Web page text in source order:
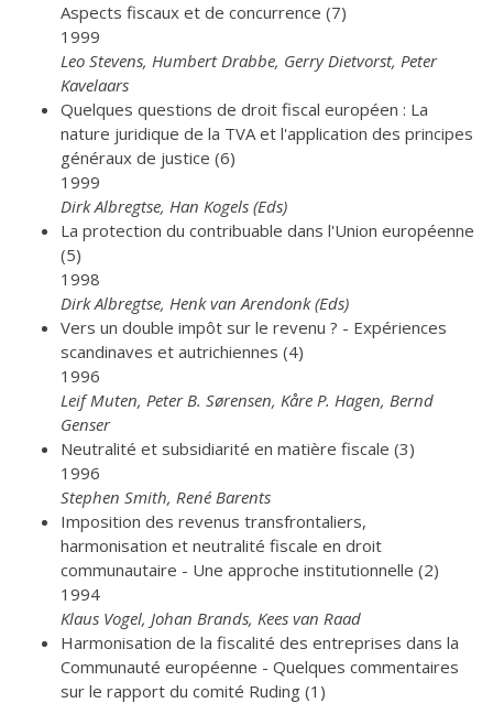
Aspects fiscaux et de concurrence (7)
1999
Leo Stevens, Humbert Drabbe, Gerry Dietvorst, Peter
Kavelaars
Quelques questions de droit fiscal européen : La
nature juridique de la TVA et l'application des principes
généraux de justice (6)
1999
Dirk Albregtse, Han Kogels (Eds)
La protection du contribuable dans l'Union européenne
(5)
1998
Dirk Albregtse, Henk van Arendonk (Eds)
Vers un double impôt sur le revenu ? - Expériences
scandinaves et autrichiennes (4)
1996
Leif Muten, Peter B. Sørensen, Kåre P. Hagen, Bernd
Genser
Neutralité et subsidiarité en matière fiscale (3)
1996
Stephen Smith, René Barents
Imposition des revenus transfrontaliers,
harmonisation et neutralité fiscale en droit
communautaire - Une approche institutionnelle (2)
1994
Klaus Vogel, Johan Brands, Kees van Raad
Harmonisation de la fiscalité des entreprises dans la
Communauté européenne - Quelques commentaires
sur le rapport du comité Ruding (1)